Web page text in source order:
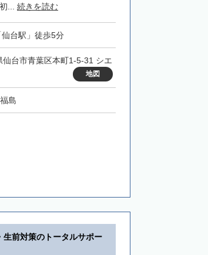
... 続きを読む
台駅」徒歩5分
台市青葉区本町1-5-31 シエ
地図
島
生前対策のトータルサポー